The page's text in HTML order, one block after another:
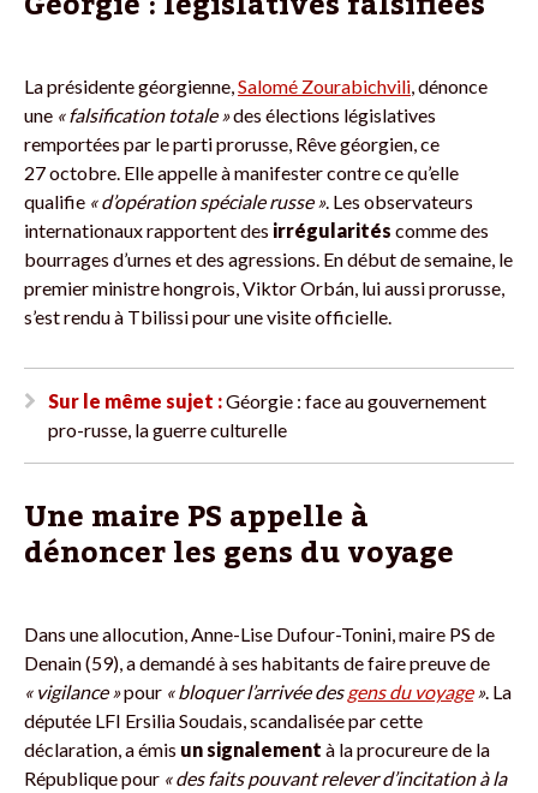
La présidente géorgienne, Salomé Zourabichvili , dénonce
une « falsification totale »des élections législatives
remportées par le parti prorusse, Rêve géorgien, ce
27 octobre. Elle appelle à manifester contre ce qu’elle
qualifie « d’opération spéciale russe ». Les observateurs
internationaux rapportent des irrégularités comme des
bourrages d’urnes et des agressions. En début de semaine, le
premier ministre hongrois, Viktor Orbán, lui aussi prorusse,
s’est rendu à Tbilissi pour une visite officielle.
Sur le même sujet :Géorgie : face au gouvernement
pro-russe, la guerre culturelle
Une maire PS appelle à
dénoncer les gens du voyage
Dans une allocution, Anne-Lise Dufour-Tonini, maire PS de
Denain (59), a demandé à ses habitants de faire preuve de
« vigilance »pour « bloquer l’arrivée desgens du voyage». La
députée LFI Ersilia Soudais, scandalisée par cette
déclaration, a émis un signalement à la procureure de la
République pour « des faits pouvant relever d’incitation à la